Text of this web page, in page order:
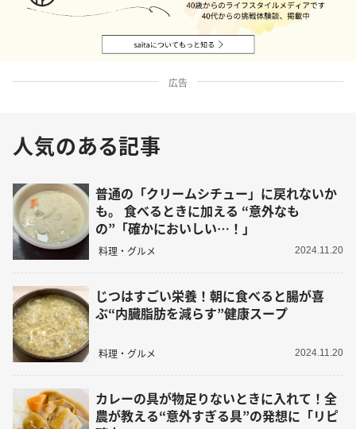
広告
人気のある記事
普通の「クリームシチュー」に戻れないか
も。 食べるときに加える “意外なも
の”「確かにおいしい…！」
料理・グルメ 2024.11.20
じつはすごい栄養！朝に食べると腸が喜
ぶ“内臓脂肪を減らす”健康スープ
料理・グルメ 2024.11.20
カレーの具が物足りないときに入れて！全
農が教える“意外すぎる具”の発想に「リピ